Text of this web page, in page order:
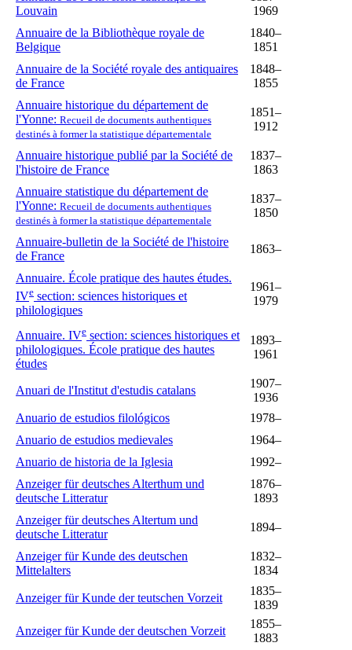
Louvain
1969
Annuaire de la Bibliothèque royale de
Belgique
1840–
1851
Annuaire de la Société royale des antiquaires
de France
1848–
1855
Annuaire historique du département de
l'Yonne: Recueil de documents authentiques
destinés à former la statistique départementale
1851–
1912
Annuaire historique publié par la Société de
l'histoire de France
1837–
1863
Annuaire statistique du département de
l'Yonne: Recueil de documents authentiques
destinés à former la statistique départementale
1837–
1850
Annuaire-bulletin de la Société de l'histoire
de France
1863–
Annuaire. École pratique des hautes études.
IVe section: sciences historiques et
philologiques
1961–
1979
Annuaire. IVe section: sciences historiques et
philologiques. École pratique des hautes
études
1893–
1961
Anuari de l'Institut d'estudis catalans
1907–
1936
Anuario de estudios filológicos
1978–
Anuario de estudios medievales
1964–
Anuario de historia de la Iglesia
1992–
Anzeiger für deutsches Alterthum und
deutsche Litteratur
1876–
1893
Anzeiger für deutsches Altertum und
deutsche Litteratur
1894–
Anzeiger für Kunde des deutschen
Mittelalters
1832–
1834
Anzeiger für Kunde der teutschen Vorzeit
1835–
1839
Anzeiger für Kunde der deutschen Vorzeit
1855–
1883